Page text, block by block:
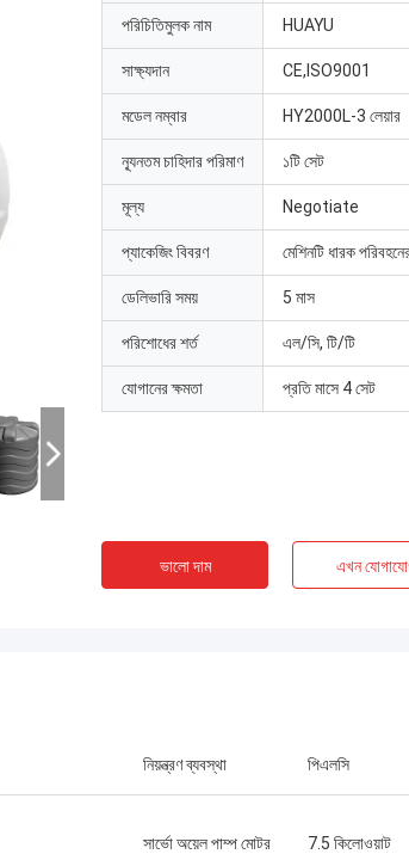
পরিচিতিমুলক নাম HUAYU
সাক্ষ্যদান CE,ISO9001
মডেল নম্বার HY2000L-3 লেয়ার
ন্যূনতম চাহিদার পরিমাণ ১টি সেট
মূল্য Negotiate
প্যাকেজিং বিবরণ মেশিনটি ধারক
ডেলিভারি সময় 5 মাস
পরিশোধের শর্ত এল/সি, টি/টি
যোগানের ক্ষমতা প্রতি মাসে 4 সেট
ভালো দাম এখন
নিয়ন্ত্রণ ব্যবস্থা পিএলসি
সার্ভো অয়েল পাম্প মোটর 7.5 কিলোওয়াট